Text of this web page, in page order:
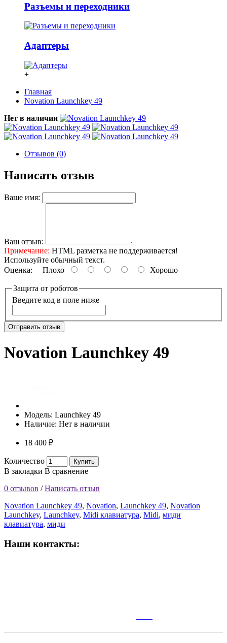
Разъемы и переходники
Адаптеры
+
Главная
Novation Launchkey 49
Нет в наличии
Отзывов (0)
Написать отзыв
Ваше имя:
Ваш отзыв:
Примечание: HTML разметка не поддерживается!
Используйте обычный текст.
Оценка: Плохо Хорошо
Защита от роботов
Введите код в поле ниже
Отправить отзыв
Novation Launchkey 49
Модель: Launchkey 49
Наличие: Нет в наличии
18 400 ₽
Количество Купить
В закладки В сравнение
0 отзывов /Написать отзыв
Novation Launchkey 49, Novation, Launchkey 49, Novation
Launchkey, Launchkey, Midi клавиатура, Midi, миди
клавиатура, миди
Наши контакты: